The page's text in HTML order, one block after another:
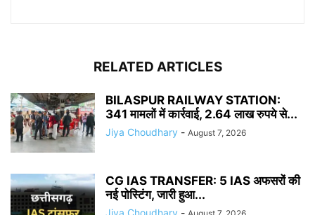
RELATED ARTICLES
BILASPUR RAILWAY STATION:
341 मामलों में कार्रवाई, 2.64 लाख रुपये से...
Jiya Choudhary - August 7, 2026
CG IAS TRANSFER: 5 IAS अफसरों की
नई पोस्टिंग, जारी हुआ...
Jiya Choudhary -